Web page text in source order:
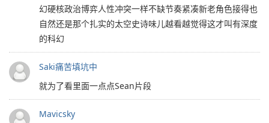
幻硬核政治博弈人性冲突一样不缺节奏紧凑新老角色接得也
自然还是那个扎实的太空史诗味儿越看越觉得这才叫有深度
的科幻
Saki痛苦填坑中
就为了看里面一点点Sean片段
Mavicsky